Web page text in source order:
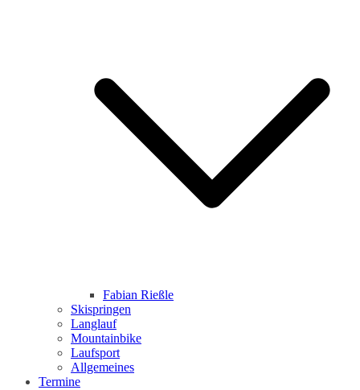
Fabian Rießle
Skispringen
Langlauf
Mountainbike
Laufsport
Allgemeines
Termine